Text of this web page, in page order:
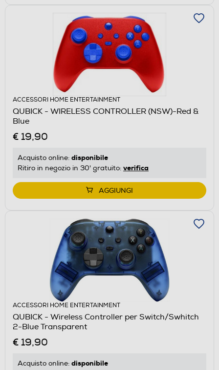
ACCESSORI HOME ENTERTAINMENT
QUBICK - WIRELESS CONTROLLER (NSW)-Red &
Blue
€ 19,90
Acquisto online: disponibile
Ritiro in negozio in 30' gratuito: verifica
AGGIUNGI
ACCESSORI HOME ENTERTAINMENT
QUBICK - Wireless Controller per Switch/Swhitch
2-Blue Transparent
€ 19,90
Acquisto online: disponibile